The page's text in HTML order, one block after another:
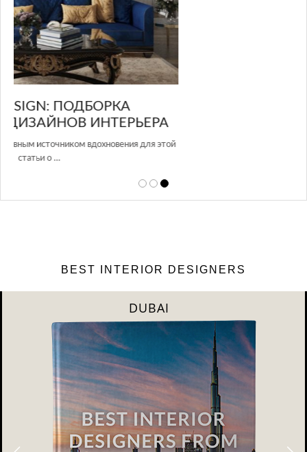
GLAZOV DESIGN GROUP – УНИКАЛЬНЫЙ
ПОДХОД К ДИЗАЙНУ
Glazov Design Group- это одна из лучших студий дизайна интерьера
BEST INTERIOR DESIGNERS
DUBAI